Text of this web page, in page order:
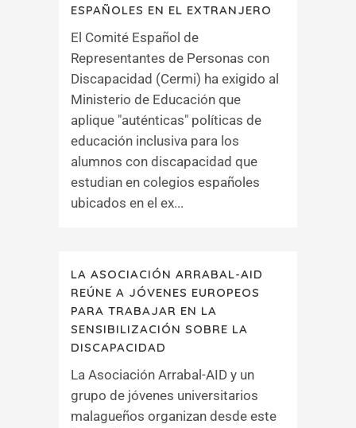
ESPAÑOLES EN EL EXTRANJERO
El Comité Español de
Representantes de Personas con
Discapacidad (Cermi) ha exigido al
Ministerio de Educación que
aplique "auténticas" políticas de
educación inclusiva para los
alumnos con discapacidad que
estudian en colegios españoles
ubicados en el ex...
LA ASOCIACIÓN ARRABAL-AID
REÚNE A JÓVENES EUROPEOS
PARA TRABAJAR EN LA
SENSIBILIZACIÓN SOBRE LA
DISCAPACIDAD
La Asociación Arrabal-AID y un
grupo de jóvenes universitarios
malagueños organizan desde este